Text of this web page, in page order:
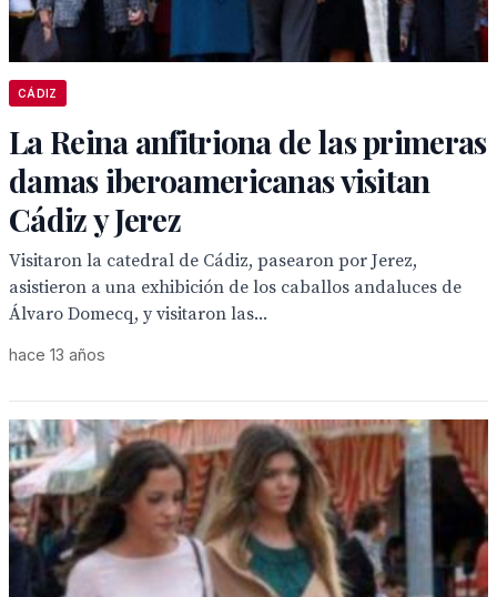
CÁDIZ
La Reina anfitriona de las primeras
damas iberoamericanas visitan
Cádiz y Jerez
Visitaron la catedral de Cádiz, pasearon por Jerez,
asistieron a una exhibición de los caballos andaluces de
Álvaro Domecq, y visitaron las...
hace 13 años